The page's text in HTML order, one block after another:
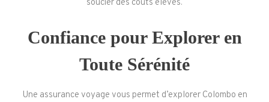
soucier des coûts élevés.
Confiance pour Explorer en
Toute Sérénité
Une assurance voyage vous permet d’explorer Colombo en